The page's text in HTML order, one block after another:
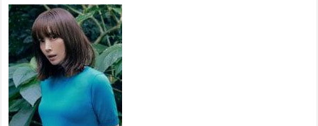
хувьтай үргэлжилж байна
2026 оны 7 сар 20 / 9 цаг 14 минут
Усархаг аадар бороо орж
байгаа тул аюулгүй байдлаа
хангаж, үер усны аюулаас
сэрэмжлэхийг нийслэлийн
Онцгой байдлын газраас анхааруулж байна
2026 оны 7 сар 20 / 9 цаг 09 минут